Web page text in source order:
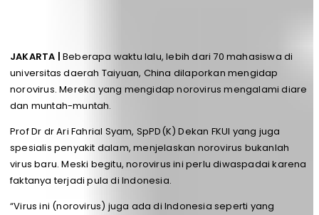
JAKARTA | Beberapa waktu lalu, lebih dari 70 mahasiswa di
universitas daerah Taiyuan, China dilaporkan mengidap
norovirus. Mereka yang mengidap norovirus mengalami diare
dan muntah-muntah.
Prof Dr dr Ari Fahrial Syam, SpPD(K) Dekan FKUI yang juga
spesialis penyakit dalam, menjelaskan norovirus bukanlah
virus baru. Meski begitu, norovirus ini perlu diwaspadai karena
faktanya terjadi pula di Indonesia.
“Virus ini (norovirus) juga ada di Indonesia seperti yang